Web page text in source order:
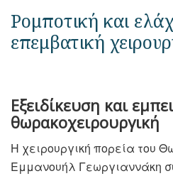
Ρομποτική και
επεμβατική
Εξειδίκευση και
θωρακοχειρουργική
Η χειρουργική πορεία του
Εμμανουήλ Γεωργιαννάκη